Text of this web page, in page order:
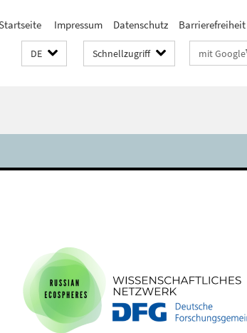
Impressum Datenschutz Barrierefreiheit
DE Schnellzugriff Suchbegriffe